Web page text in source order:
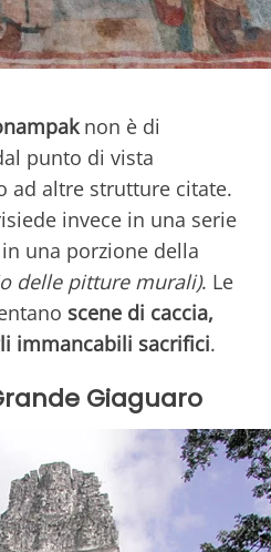
non è di
punto di vista
ad altre strutture citate.
invece in una serie
una porzione della
delle pitture murali). Le
scene di caccia,
immancabili sacrifici.
Giaguaro